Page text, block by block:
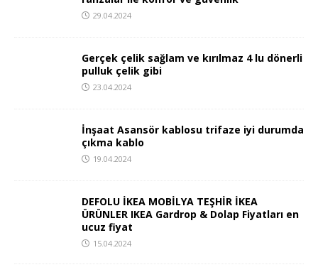
29.04.2024
Gerçek çelik sağlam ve kırılmaz 4 lu dönerli
pulluk çelik gibi
23.04.2024
İnşaat Asansör kablosu trifaze iyi durumda
çıkma kablo
19.04.2024
DEFOLU İKEA MOBİLYA TEŞHİR İKEA
ÜRÜNLER IKEA Gardrop & Dolap Fiyatları en
ucuz fiyat
15.04.2024